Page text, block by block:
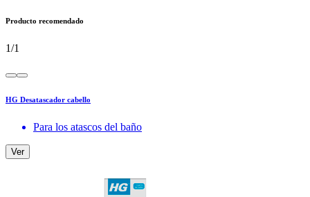
Producto recomendado
1/1
HG Desatascador cabello
Para los atascos del baño
Ver